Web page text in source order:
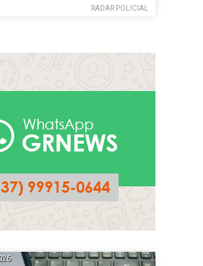
RADAR POLICIAL